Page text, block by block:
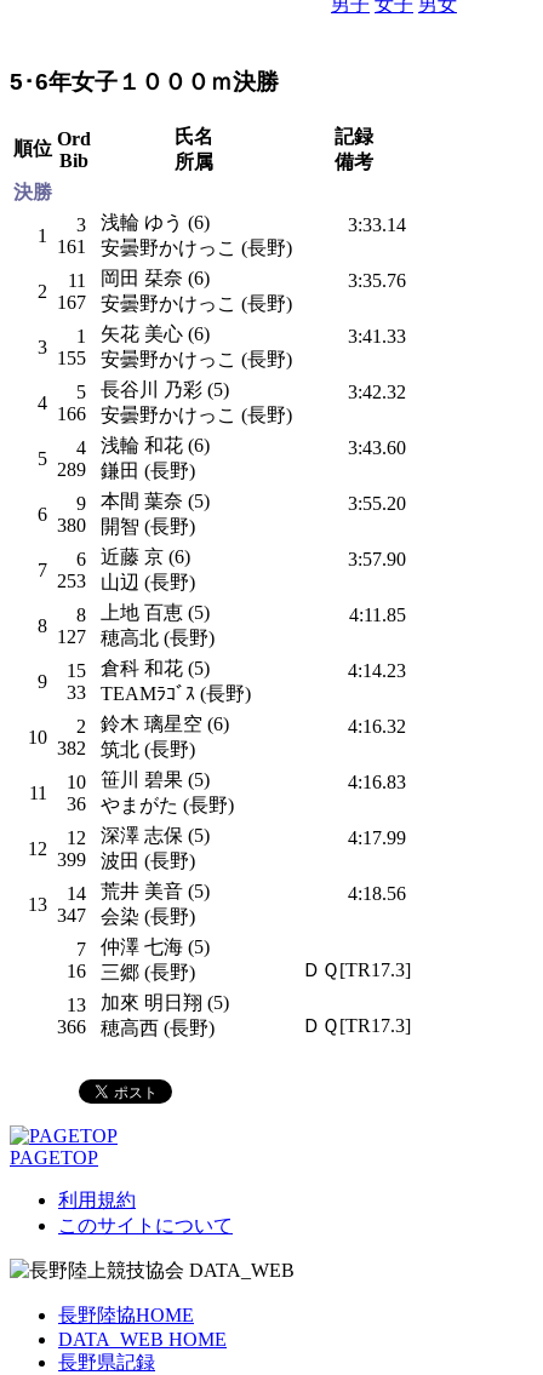
男子 女子 男女
5･6年女子１０００ｍ決勝
順位 Ord
Bib
氏名
所属
記録
備考
決勝
1
3
161
浅輪 ゆう (6)
安曇野かけっこ (長野)
3:33.14
2
11
167
岡田 栞奈 (6)
安曇野かけっこ (長野)
3:35.76
3
1
155
矢花 美心 (6)
安曇野かけっこ (長野)
3:41.33
4
5
166
長谷川 乃彩 (5)
安曇野かけっこ (長野)
3:42.32
5
4
289
浅輪 和花 (6)
鎌田 (長野)
3:43.60
6
9
380
本間 葉奈 (5)
開智 (長野)
3:55.20
7
6
253
近藤 京 (6)
山辺 (長野)
3:57.90
8
8
127
上地 百恵 (5)
穂高北 (長野)
4:11.85
9
15
33
倉科 和花 (5)
TEAMﾗｺﾞｽ (長野)
4:14.23
10
2
382
鈴木 璃星空 (6)
筑北 (長野)
4:16.32
11
10
36
笹川 碧果 (5)
やまがた (長野)
4:16.83
12
12
399
深澤 志保 (5)
波田 (長野)
4:17.99
13
14
347
荒井 美音 (5)
会染 (長野)
4:18.56
7
16
仲澤 七海 (5)
三郷 (長野)
ＤＱ[TR17.3]
13
366
加來 明日翔 (5)
穂高西 (長野)
ＤＱ[TR17.3]
PAGETOP
利用規約
このサイトについて
長野陸協HOME
DATA_WEB HOME
長野県記録